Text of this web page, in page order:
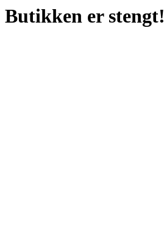
Butikken er stengt!